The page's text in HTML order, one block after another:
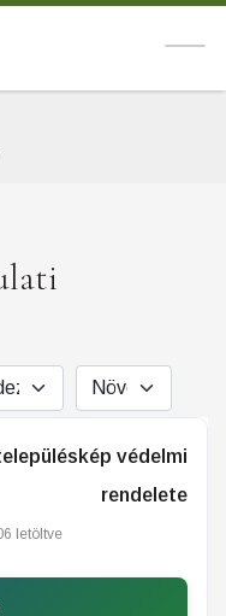
védelmi
rendelete
letöltve